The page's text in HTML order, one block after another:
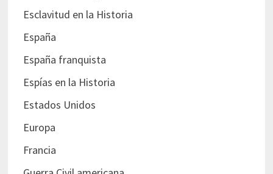
Esclavitud en la Historia
España
España franquista
Espías en la Historia
Estados Unidos
Europa
Francia